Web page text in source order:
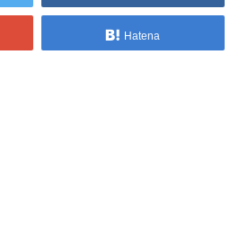
Hatena